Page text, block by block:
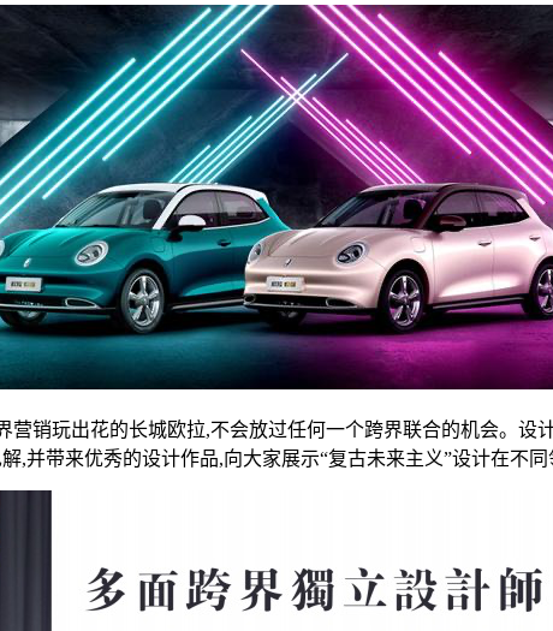
玩出花的长城欧拉,不会放过任何一个跨界联合的机会。设
,并带来优秀的设计作品,向大家展示“复古未来主义”设计在不同